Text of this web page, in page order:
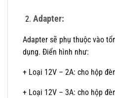
Adapter:
Adapter sẽ phụ thuộc vào
dụng. Điển hình như:
+ Loại 12V – 2A: cho hộp
+ Loại 12V – 3A: cho hộp